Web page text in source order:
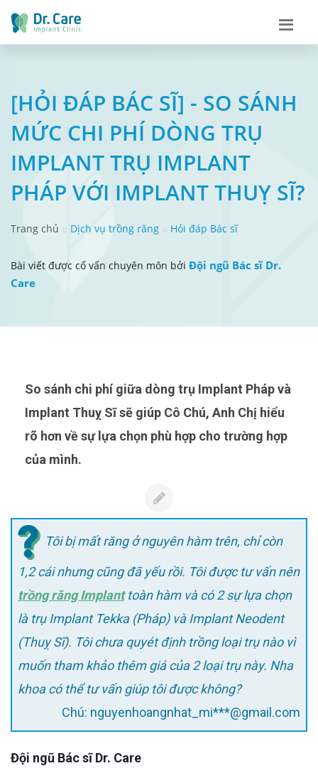
[HỎI ĐÁP BÁC SĨ] - SO SÁNH
MỨC CHI PHÍ DÒNG TRỤ
IMPLANT TRỤ IMPLANT
PHÁP VỚI IMPLANT THUỴ SĨ?
Trang chủ Dịch vụ trồng răng Hỏi đáp Bác sĩ
Bài viết được cố vấn chuyên môn bởi Đội ngũ Bác sĩ Dr.
Care
So sánh chi phí giữa dòng trụ Implant Pháp và
Implant Thuỵ Sĩ sẽ giúp Cô Chú, Anh Chị hiểu
rõ hơn về sự lựa chọn phù hợp cho trường hợp
của mình.
Tôi bị mất răng ở nguyên hàm trên, chỉ còn
1,2 cái nhưng cũng đã yếu rồi. Tôi được tư vấn nên
trồng răng Implanttoàn hàm và có 2 sự lựa chọn
là trụ Implant Tekka (Pháp) và Implant Neodent
(Thuỵ Sĩ). Tôi chưa quyét định trồng loại trụ nào vì
muốn tham khảo thêm giá của 2 loại trụ này. Nha
khoa có thể tư vấn giúp tôi được không?
Chú: nguyenhoangnhat_mi***@gmail.com
Đội ngũ Bác sĩ Dr. Care